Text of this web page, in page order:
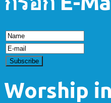
Worship